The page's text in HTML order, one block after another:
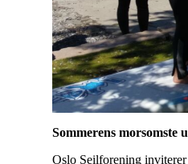
Sommerens morsomste
Oslo Seilforening